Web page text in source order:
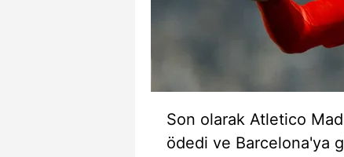
mevzuata uygun olarak
Son olarak Atletico
ödedi ve Barcelona'ya